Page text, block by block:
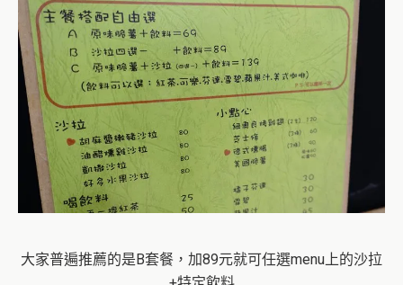
大家普遍推薦的是B套餐，加89元就可任選menu上的沙拉